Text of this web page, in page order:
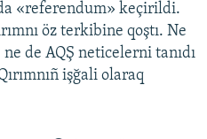
«referendum» keçirildi.
öz terkibine qoştı. Ne
de AQŞ neticelerni tanıdı
işğali olaraq